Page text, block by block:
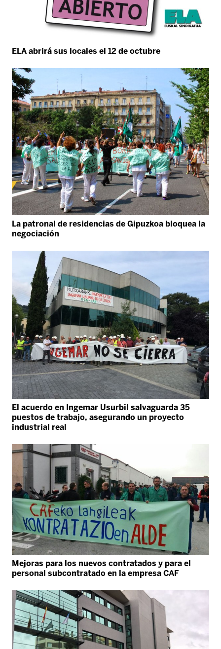
ELA abrirá sus locales el 12 de octubre
La patronal de residencias de Gipuzkoa bloquea la
negociación
El acuerdo en Ingemar Usurbil salvaguarda 35
puestos de trabajo, asegurando un proyecto
industrial real
Mejoras para los nuevos contratados y para el
personal subcontratado en la empresa CAF